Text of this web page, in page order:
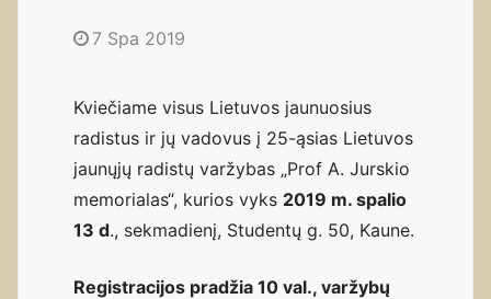
7 Spa 2019
Kviečiame visus Lietuvos jaunuosius
radistus ir jų vadovus į 25-ąsias Lietuvos
jaunųjų radistų varžybas „Prof A. Jurskio
memorialas“, kurios vyks 2019 m. spalio
13 d., sekmadienį, Studentų g. 50, Kaune.
Registracijos pradžia 10 val., varžybų